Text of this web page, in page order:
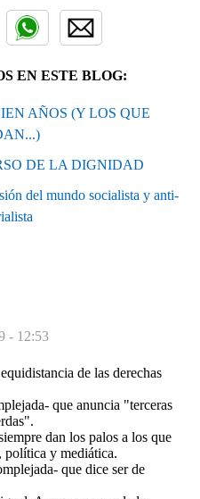
EN ESTE BLOG:
AÑOS (Y LOS QUE
DE LA DIGNIDAD
del mundo socialista y anti-
- 12:53
de las derechas
que anuncia "terceras
dan los palos a los que
política y mediática.
que dice ser de